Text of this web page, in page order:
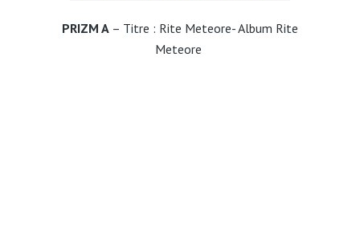
PRIZM A – Titre : Rite Meteore- Album Rite
Meteore